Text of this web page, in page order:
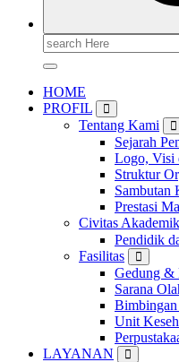
Search
for:
HOME
PROFIL
Tentang Kami
Sejarah
Logo, Visi
Struktur
Sambutan
Prestasi
Civitas Akademik
Pendidik
Fasilitas
Gedung &
Sarana
Unit
LAYANAN